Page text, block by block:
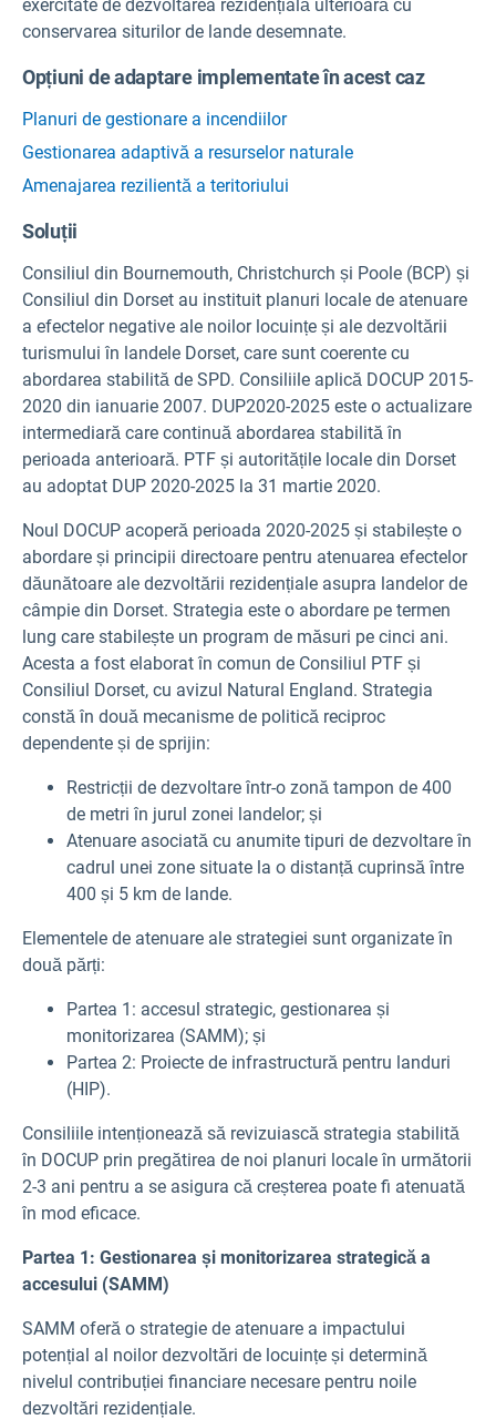
exercitate de dezvoltarea rezidențială ulterioară cu
conservarea siturilor de lande desemnate.
Opțiuni de adaptare implementate în acest caz
Planuri de gestionare a incendiilor
Gestionarea adaptivă a resurselor naturale
Amenajarea rezilientă a teritoriului
Soluții
Consiliul din Bournemouth, Christchurch și Poole (BCP) și
Consiliul din Dorset au instituit planuri locale de atenuare
a efectelor negative ale noilor locuințe și ale dezvoltării
turismului în landele Dorset, care sunt coerente cu
abordarea stabilită de SPD. Consiliile aplică DOCUP 2015-
2020 din ianuarie 2007. DUP2020-2025 este o actualizare
intermediară care continuă abordarea stabilită în
perioada anterioară. PTF și autoritățile locale din Dorset
au adoptat DUP 2020-2025 la 31 martie 2020.
Noul DOCUP acoperă perioada 2020-2025 și stabilește o
abordare și principii directoare pentru atenuarea efectelor
dăunătoare ale dezvoltării rezidențiale asupra landelor de
câmpie din Dorset. Strategia este o abordare pe termen
lung care stabilește un program de măsuri pe cinci ani.
Acesta a fost elaborat în comun de Consiliul PTF și
Consiliul Dorset, cu avizul Natural England. Strategia
constă în două mecanisme de politică reciproc
dependente și de sprijin:
Restricții de dezvoltare într-o zonă tampon de 400
de metri în jurul zonei landelor; și
Atenuare asociată cu anumite tipuri de dezvoltare în
cadrul unei zone situate la o distanță cuprinsă între
400 și 5 km de lande.
Elementele de atenuare ale strategiei sunt organizate în
două părți:
Partea 1: accesul strategic, gestionarea și
monitorizarea (SAMM); și
Partea 2: Proiecte de infrastructură pentru landuri
(HIP).
Consiliile intenționează să revizuiască strategia stabilită
în DOCUP prin pregătirea de noi planuri locale în următorii
2-3 ani pentru a se asigura că creșterea poate fi atenuată
în mod eficace.
Partea 1: Gestionarea și monitorizarea strategică a
accesului (SAMM)
SAMM oferă o strategie de atenuare a impactului
potențial al noilor dezvoltări de locuințe și determină
nivelul contribuției financiare necesare pentru noile
dezvoltări rezidențiale.